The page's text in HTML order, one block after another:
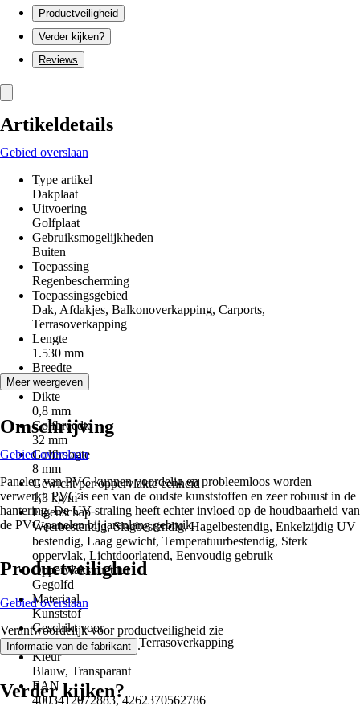
Productveiligheid
Verder kijken?
Reviews
Artikeldetails
Gebied overslaan
Type artikel
Dakplaat
Uitvoering
Golfplaat
Gebruiksmogelijkheden
Buiten
Toepassing
Regenbescherming
Toepassingsgebied
Dak, Afdakjes, Balkonoverkapping, Carports,
Terrasoverkapping
Lengte
1.530 mm
Breedte
660 mm
Dikte
0,8 mm
Golfbreedte
32 mm
Golfhoogte
8 mm
Gewicht per oppervlakte eenheid
1,3 kg/m²
Eigenschap
Weerbestendig, Slagbestendig, Hagelbestendig, Enkelzijdig UV
bestendig, Laag gewicht, Temperatuurbestendig, Sterk
oppervlak, Lichtdoorlatend, Eenvoudig gebruik
Oppervlakstructuur
Gegolfd
Materiaal
Kunststof
Geschikt voor
Balkonoverkapping, Terrasoverkapping
Kleur
Blauw, Transparant
EAN
4003412072883, 4262370562786
Meer weergeven
Omschrijving
Gebied overslaan
Panelen van PVC kunnen voordelig en probleemloos worden
verwerkt. PVC is een van de oudste kunststoffen en zeer robuust in de
hantering. De UV-straling heeft echter invloed op de houdbaarheid van
de PVC-panelen bij jarenlang gebruik.
Productveiligheid
Gebied overslaan
Verantwoordelijk voor productveiligheid zie
Informatie van de fabrikant .
Verder kijken?